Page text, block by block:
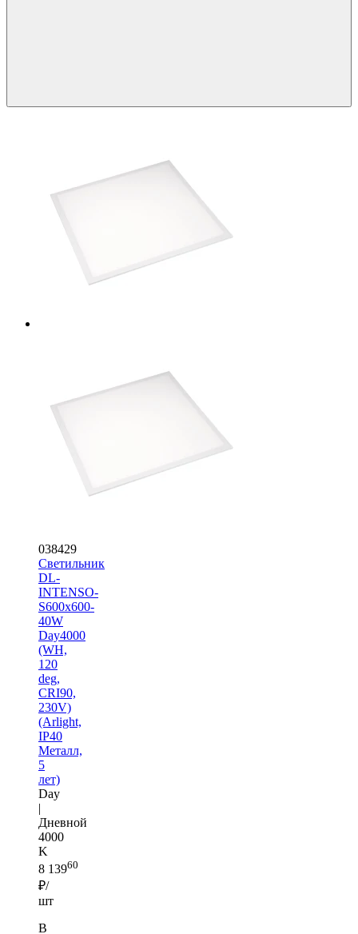
038429
Светильник
DL-
INTENSO-
S600x600-
40W
Day4000
(WH,
120
deg,
CRI90,
230V)
(Arlight,
IP40
Металл,
5
лет)
Day
|
Дневной
4000
K
8 13960
₽/
шт
В